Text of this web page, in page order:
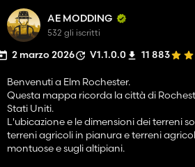
AE MODDING
532 gli iscritti
2 marzo 2026 V1.1.0.0 11 883
Benvenuti a Elm Rochester.
Questa mappa ricorda la città di
Stati Uniti.
L'ubicazione e le dimensioni dei terreni
terreni agricoli in pianura e terreni
montuose e sugli altipiani.